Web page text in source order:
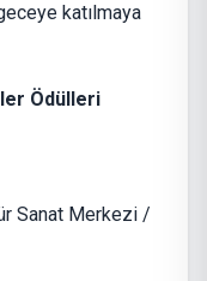
katılmaya
Ödülleri
Sanat Merkezi /